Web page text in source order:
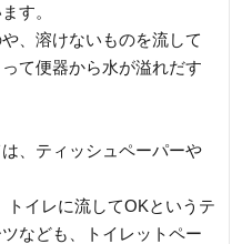
す。
、溶けないものを流して
て便器から水が溢れだす
、ティッシュペーパーや
トイレに流してOKというテ
なども、トイレットペー